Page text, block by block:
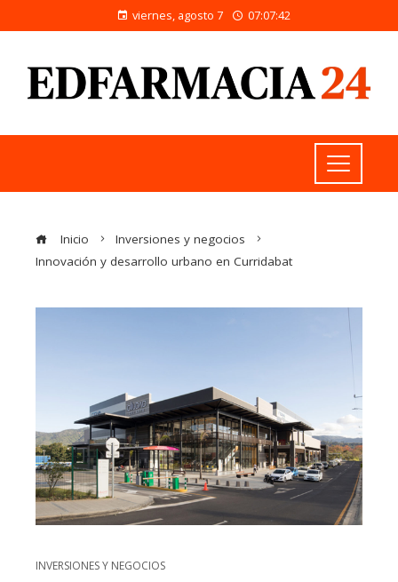
viernes, agosto 7 07:07:43
Inicio
Inversiones y negocios
Innovación y desarrollo urbano en Curridabat
INVERSIONES Y NEGOCIOS